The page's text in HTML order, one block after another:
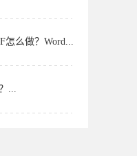
怎么做？Word...
...